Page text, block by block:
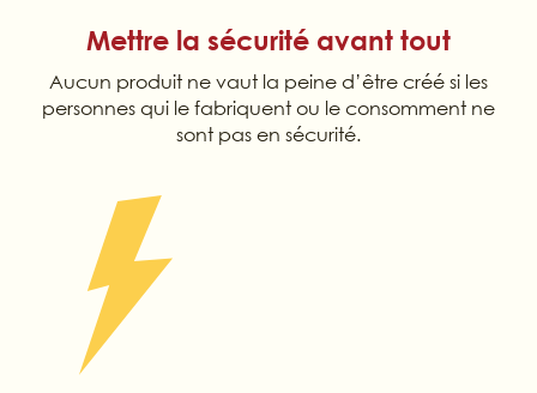
Mettre la sécurité avant tout
Aucun produit ne vaut la peine d’être créé si les
personnes qui le fabriquent ou le consomment ne
sont pas en sécurité.